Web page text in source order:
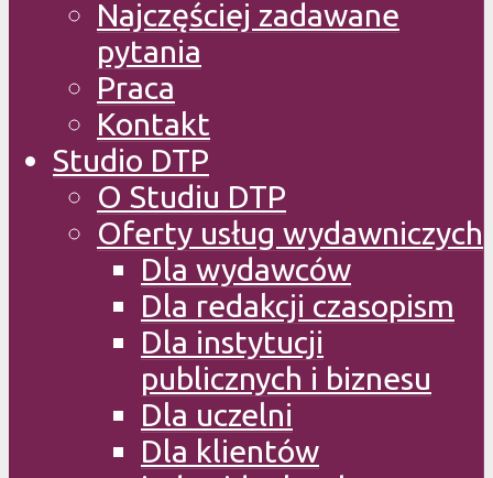
Najczęściej zadawane
pytania
Praca
Kontakt
Studio DTP
O Studiu DTP
Oferty usług wydawniczych
Dla wydawców
Dla redakcji czasopism
Dla instytucji
publicznych i biznesu
Dla uczelni
Dla klientów